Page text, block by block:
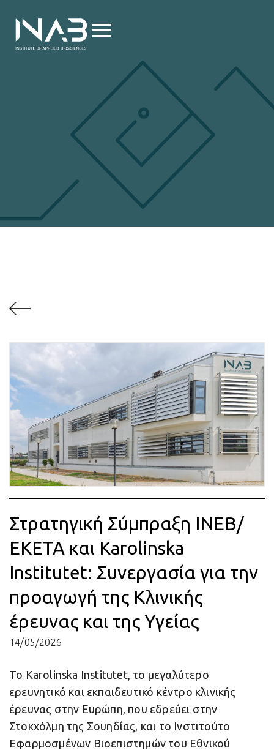
Στρατηγική Σύμπραξη ΙΝΕΒ/
ΕΚΕΤΑ και Karolinska
Institutet: Συνεργασία για την
προαγωγή της Κλινικής
έρευνας και της Υγείας
14/05/2026
Το Karolinska Institutet, το μεγαλύτερο
ερευνητικό και εκπαιδευτικό κέντρο κλινικής
έρευνας στην Ευρώπη, που εδρεύει στην
Στοκχόλμη της Σουηδίας, και το Ινστιτούτο
Εφαρμοσμένων Βιοεπιστημών του Εθνικού